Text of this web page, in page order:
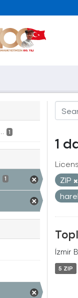
1
1
1
ZIP
İzmir
5 ZIP